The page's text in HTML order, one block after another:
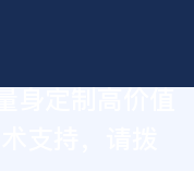
支持，请拨